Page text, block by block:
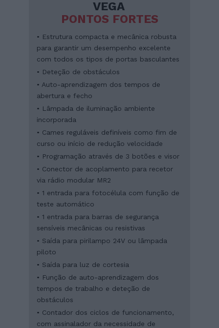
VEGA
PONTOS FORTES
• Estrutura compacta e mecânica robusta
para garantir um desempenho excelente
com todos os tipos de portas basculantes
• Deteção de obstáculos
• Auto-aprendizagem dos tempos de
abertura e fecho
• Lâmpada de iluminação ambiente
incorporada
• Cames reguláveis definíveis como fim de
curso ou início de redução velocidade
• Programação através de 3 botões e visor
• Conector de acoplamento para recetor
via rádio modular MR2
• 1 entrada para fotocélula com função de
teste automático
• 1 entrada para barras de segurança
sensíveis mecânicas ou resistivas
• Saída para pirilampo 24V ou lâmpada
piloto
• Saída para luz de cortesia
• Função de auto-aprendizagem dos
tempos de trabalho e deteção de
obstáculos
• Contador dos ciclos de funcionamento,
com assinalador da necessidade de